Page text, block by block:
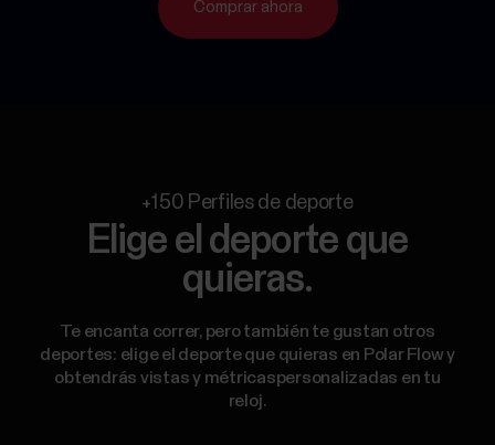
Comprar ahora
+150 Perfiles de deporte
Elige el deporte que
quieras.
Te encanta correr, pero también te gustan otros
deportes: elige el deporte que quieras en Polar Flow y
obtendrás vistas y métricaspersonalizadas en tu
reloj.